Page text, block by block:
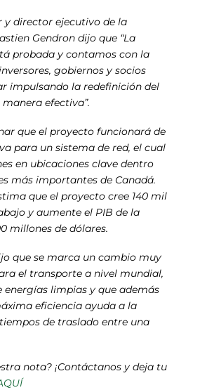
y director ejecutivo de la
Gendron dijo que “La
probada y contamos con la
gobiernos y socios
impulsando la redefinición del
efectiva”.
que el proyecto funcionará de
para un sistema de red, el cual
en ubicaciones clave dentro
más importantes de Canadá.
que el proyecto cree 140 mil
y aumente el PIB de la
millones de dólares.
que se marca un cambio muy
el transporte a nivel mundial,
energías limpias y que además
eficiencia ayuda a la
de traslado entre una
nota? ¡Contáctanos y deja tu